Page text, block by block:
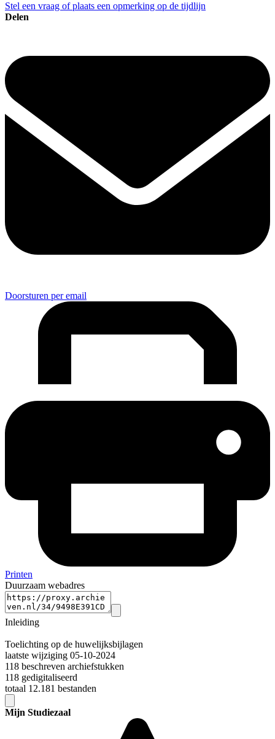
Stel een vraag of plaats een opmerking op de tijdlijn
Delen
Doorsturen per email
Printen
Duurzaam webadres
Inleiding
Toelichting op de huwelijksbijlagen
laatste wijziging 05-10-2024
118 beschreven archiefstukken
118 gedigitaliseerd
totaal 12.181 bestanden
Mijn Studiezaal